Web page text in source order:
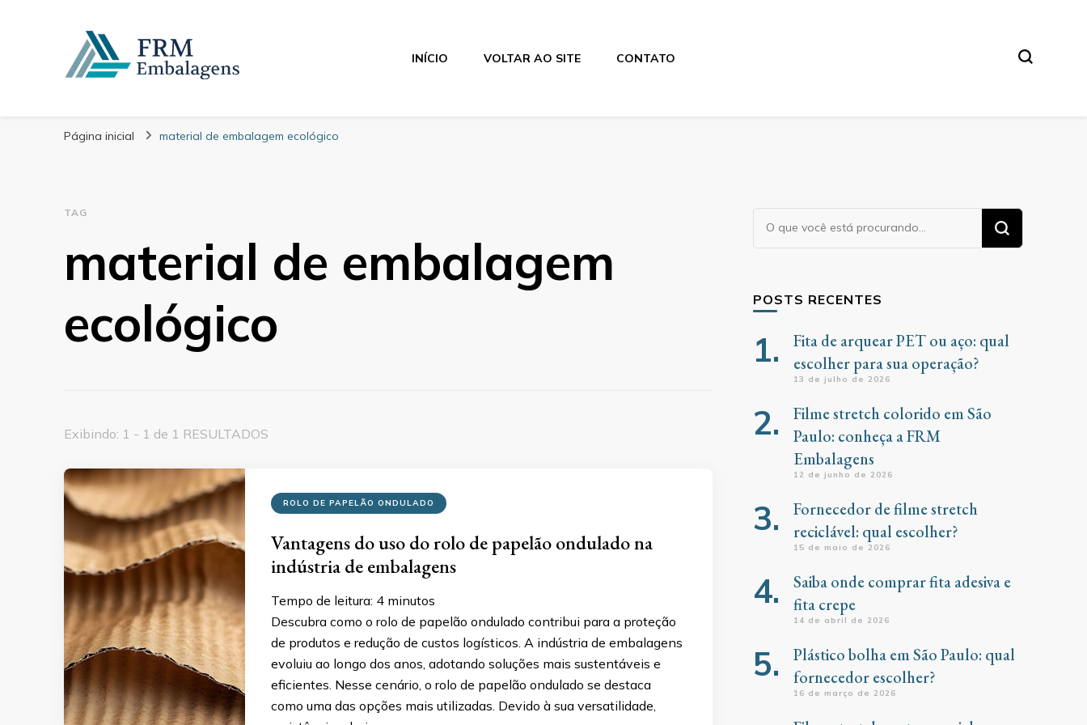
FRM Embalagens
INÍCIO VOLTAR AO SITE CONTATO
Página inicial material de embalagem ecológico
TAG
material de embalagem
ecológico
Exibindo: 1 - 1 de 1 RESULTADOS
ROLO DE PAPELÃO ONDULADO
Vantagens do uso do rolo de papelão ondulado na
indústria de embalagens
Tempo de leitura: 4 minutos
Descubra como o rolo de papelão ondulado contribui para a proteção
de produtos e redução de custos logísticos. A indústria de embalagens
evoluiu ao longo dos anos, adotando soluções mais sustentáveis e
eficientes. Nesse cenário, o rolo de papelão ondulado se destaca
como uma das opções mais utilizadas. Devido à sua versatilidade,
Procurando
algo?
POSTS RECENTES
Fita de arquear PET ou aço: qual
escolher para sua operação?
13 de julho de 2026
Filme stretch colorido em São
Paulo: conheça a FRM
Embalagens
12 de junho de 2026
Fornecedor de filme stretch
reciclável: qual escolher?
15 de maio de 2026
Saiba onde comprar fita adesiva e
fita crepe
14 de abril de 2026
Plástico bolha em São Paulo: qual
fornecedor escolher?
16 de março de 2026